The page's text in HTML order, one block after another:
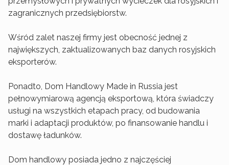
zagranicznych przedsiębiorstw.
Wśród zalet naszej firmy jest obecność jednej z
największych, zaktualizowanych baz danych rosyjskich
eksporterów.
Ponadto, Dom Handlowy Made in Russia jest
pełnowymiarową agencją eksportową, która świadczy
usługi na wszystkich etapach pracy, od budowania
marki i adaptacji produktów, po finansowanie handlu i
dostawę ładunków.
Dom handlowy posiada jedno z najczęściej